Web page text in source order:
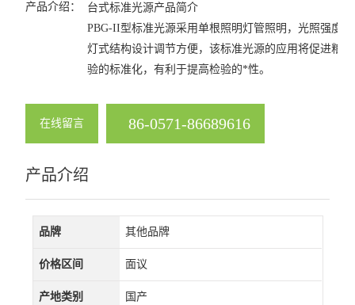
产品介绍：
台式标准光源产品简介
PBG-II型标准光源采用单根照明灯管照明，光照强度
灯式结构设计调节方便，该标准光源的应用将促进粮
验的标准化，有利于提高检验的*性。
在线留言 86-0571-86689616
产品介绍
品牌 其他品牌
价格区间 面议
产地类别 国产